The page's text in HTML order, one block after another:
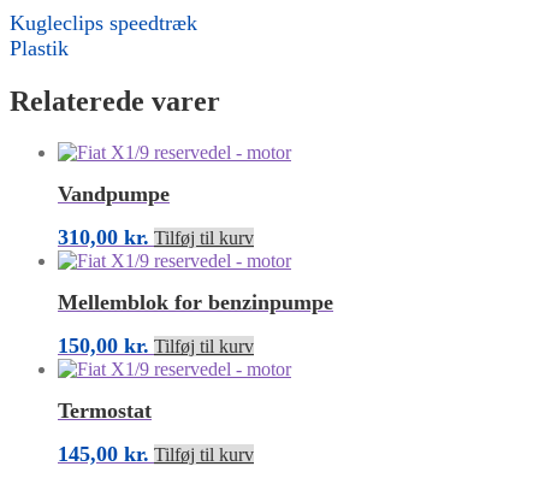
Kugleclips speedtræk
Plastik
Relaterede varer
Vandpumpe
310,00 kr. Tilføj til kurv
Mellemblok for benzinpumpe
150,00 kr. Tilføj til kurv
Termostat
145,00 kr. Tilføj til kurv